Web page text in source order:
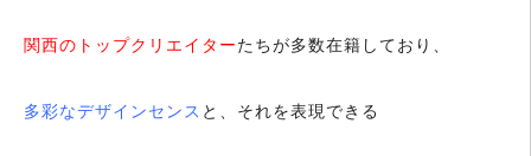
関西のトップクリエイターたちが多数在籍しており、
多彩なデザインセンス と、それを表現できる